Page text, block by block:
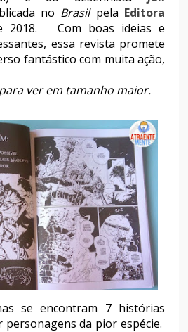
no Brasil pela Editora
2018. Com boas ideias e
essa revista promete
fantástico com muita ação,
ver em tamanho maior.
se encontram 7 histórias
da pior espécie.